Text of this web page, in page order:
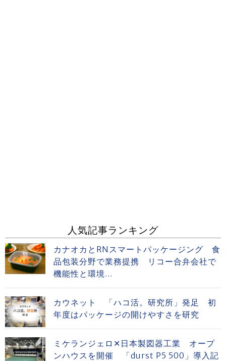
人気記事ランキング
カナオカとRNスマートパッケージング 食
品包装分野で業務提携 リコー合弁会社で
機能性と環境...
カウネット 「ハコ活。研究所」発足 初
年度はパッケージの開けやすさを研究
ミケランジェロ✕日本製図器工業 オープ
ンハウスを開催 「durst P5 500」導入記